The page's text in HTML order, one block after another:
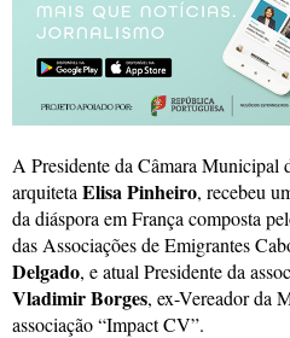
A Presidente da Câmara Municipal
arquiteta Elisa Pinheiro, recebeu
da diáspora em França composta
das Associações de Emigrantes
Delgado, e atual Presidente da
Vladimir Borges, ex-Vereador da
associação “Impact CV”.